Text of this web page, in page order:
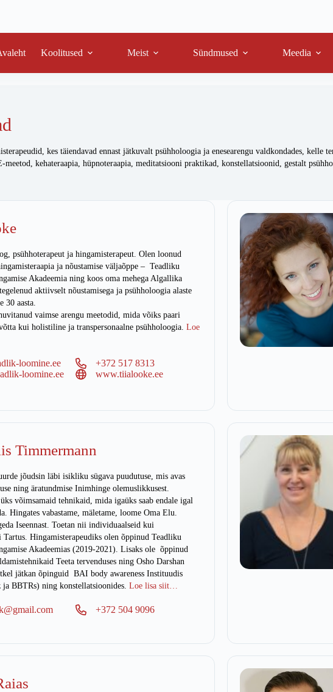
Koolitused Meist Sündmused Meedia
kes täiendavad ennast jätkuvalt psühholoogia ja enesearengu valdkondades, kelle
meetod, kehateraapia, hüpnoteraapia, meditatsiooni praktikad, konstellatsioonid, gestalt
psühhoterapeut ja hingamisterapeut. Olen loonud
ja nõustamise väljaõppe – Teadliku
Akadeemia ning koos oma mehega Algallika
aktiivselt nõustamisega ja psühholoogia alaste
30 aasta.
vaimse arengu meetodid, mida võiks paari
kui holistiline ja transpersonaalne psühholoogia.Loe
loomine.ee
+372 517 8313
loomine.ee
www.tiialooke.ee
Timmermann
jõudsin läbi isikliku sügava puudutuse, mis avas
ning äratundmise Inimhinge olemuslikkusest.
võimsamaid tehnikaid, mida igaüks saab endale igal
Hingates vabastame, mäletame, loome Oma Elu.
Iseennast. Toetan nii individuaalseid kui
Hingamisterapeudiks olen õppinud Teadliku
Akadeemias (2019-2021). Lisaks ole õppinud
Teeta tervenduses ning Osho Darshan
jätkan õpinguid BAI body awareness Instituudis
ja BBTRs) ning konstellatsioonides.Loe lisa siit…
+372 504 9096